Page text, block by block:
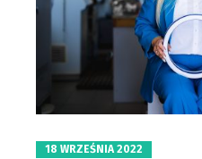
18 WRZEŚNIA 2022